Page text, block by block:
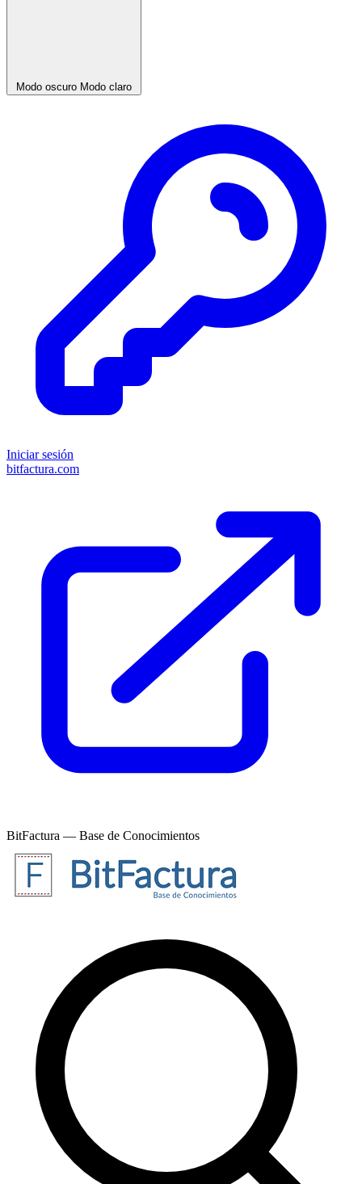
Modo oscuro Modo claro
Iniciar sesión
bitfactura.com
BitFactura — Base de Conocimientos